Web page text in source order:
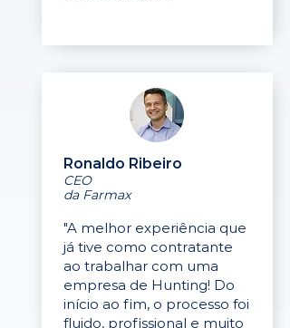
Ronaldo Ribeiro
CEO
da Farmax
"A melhor experiência que
já tive como contratante
ao trabalhar com uma
empresa de Hunting! Do
início ao fim, o processo foi
fluido, profissional e muito